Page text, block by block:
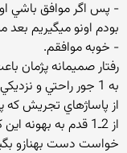
بودم اونو ميگيريم بعد ميريم 1 جاي دنج با هم
- خوبه موافقم.
رفتار صميمانه پژمان
از پاساژهاي تجريش كه
از 2ـ1 قدم به بهونه